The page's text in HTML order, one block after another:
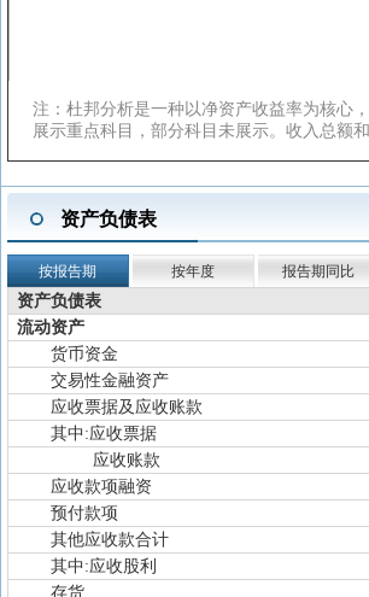
注：杜邦分析是一种以净资产收益率为核心
展示重点科目，部分科目未展示。收入总额
资产负债表
按报告期 按年度 报告期同比
资产负债表
流动资产
货币资金
交易性金融资产
应收票据及应收账款
其中:应收票据
应收账款
应收款项融资
预付款项
其他应收款合计
其中:应收股利
存货